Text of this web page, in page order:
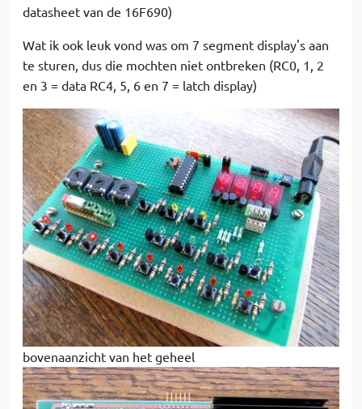
datasheet van de 16F690)
Wat ik ook leuk vond was om 7 segment display's aan
te sturen, dus die mochten niet ontbreken (RC0, 1, 2
en 3 = data RC4, 5, 6 en 7 = latch display)
bovenaanzicht van het geheel